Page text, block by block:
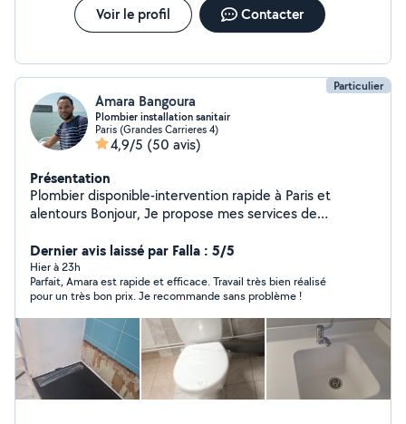
Voir le profil Contacter
Particulier
Amara Bangoura
Plombier installation sanitair
Paris (Grandes Carrieres 4)
4,9/5 (50 avis)
Présentation
Plombier disponible-intervention rapide à Paris et
alentours Bonjour, Je propose mes services de
et réparation (fuite, robinet,wc etc.) . Petit travaux et
entretien Je suis basé à Paris et je me déplace
rapidement sur toute la ville et alentours Travail
sérieux,soigné confiance. N'hésite pas à me
contacter,je suis disponible pour répondre à vos
demandes et trouver une solution adaptée à vos
besoins. À bientôt Amara
Dernier avis laissé par Falla : 5/5
Hier à 23h
Parfait, Amara est rapide et efficace. Travail très bien réalisé
pour un très bon prix. Je recommande sans problème !